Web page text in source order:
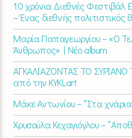
10 χρόνια Διεθνές Φεστιβάλ
– Ένας διεθνής πολιτιστικός
Μαρία Παπαγεωργίου – «Ο
Άνθρωπος» | Νέο album
ΑΓΚΑΛΙΑΖΟΝΤΑΣ ΤΟ ΣΥΡΙΑΝΟ
από την KYKLart
Μάκε Αντωνίου – “Στα
Χρυσούλα Κεχαγιόγλου –